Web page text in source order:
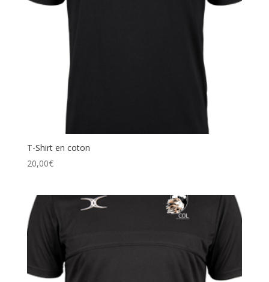
T-Shirt en coton
20,00€